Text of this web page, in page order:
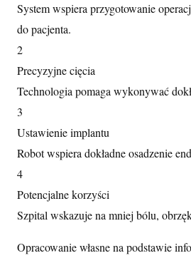
System wspiera przygotowanie
do pacjenta.
2
Precyzyjne cięcia
Technologia pomaga wykonywać
3
Ustawienie implantu
Robot wspiera dokładne osadzenie
4
Potencjalne korzyści
Szpital wskazuje na mniej bólu,
Opracowanie własne na podstawie